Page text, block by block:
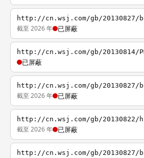
http://cn.wsj.com/gb/20130827/
截至 2026 年 已屏蔽
http://cn.wsj.com/gb/20130814/
已屏蔽
http://cn.wsj.com/gb/20130827/
截至 2026 年 已屏蔽
http://cn.wsj.com/gb/20130822/
截至 2026 年 已屏蔽
http://cn.wsj.com/gb/20130827/